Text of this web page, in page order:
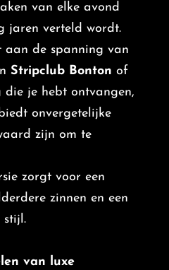
van elke avond
jaren verteld wordt.
de spanning van
Stripclub Bonton of
die je hebt ontvangen,
onvergetelijke
zijn om te
zorgt voor een
zinnen en een
stijl.
van luxe